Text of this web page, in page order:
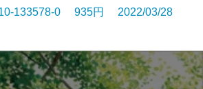
133578-0 935円 2022/03/28